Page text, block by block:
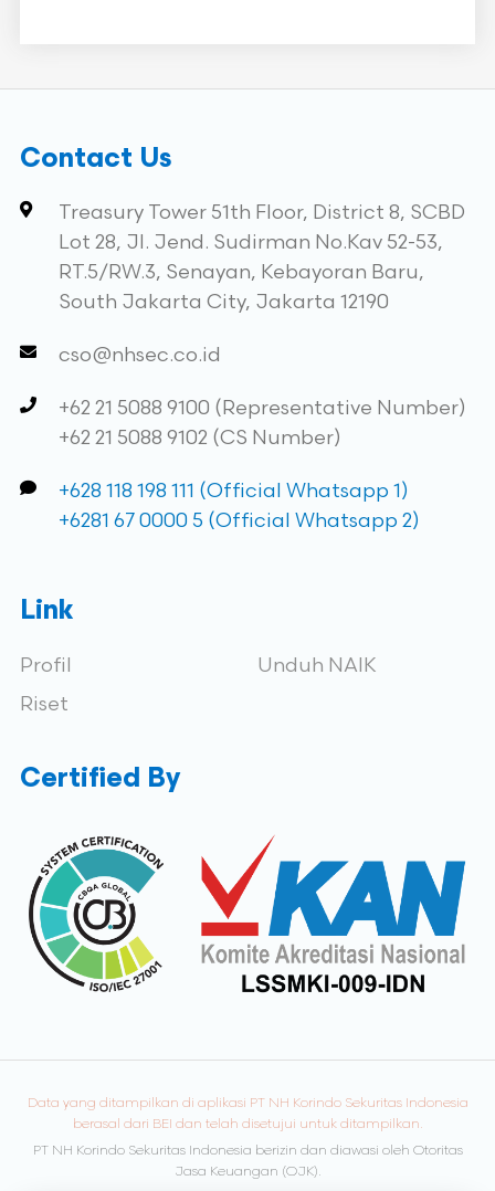
Contact Us
Treasury Tower 51th Floor, District 8, SCBD
Lot 28, Jl. Jend. Sudirman No.Kav 52-53,
RT.5/RW.3, Senayan, Kebayoran Baru,
South Jakarta City, Jakarta 12190
cso@nhsec.co.id
+62 21 5088 9100 (Representative Number)
+62 21 5088 9102 (CS Number)
+628 118 198 111 (Official Whatsapp 1)
+6281 67 0000 5 (Official Whatsapp 2)
Link
Profil
Riset
Unduh NAIK
Certified By
Data yang ditampilkan di aplikasi PT NH Korindo Sekuritas Indonesia
berasal dari BEI dan telah disetujui untuk ditampilkan.
PT NH Korindo Sekuritas Indonesia berizin dan diawasi oleh Otoritas
Jasa Keuangan (OJK).